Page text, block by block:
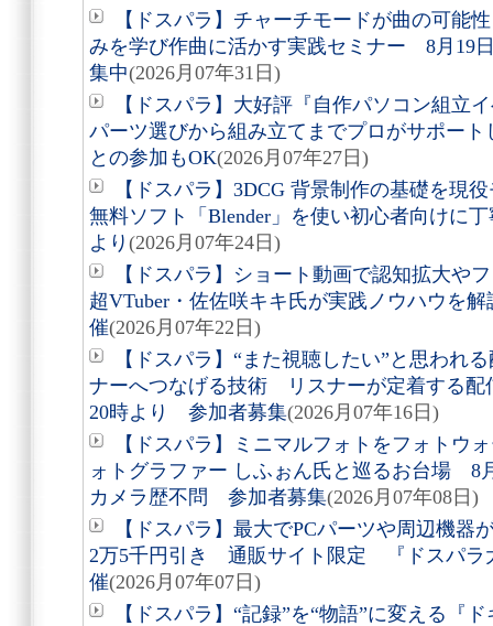
【ドスパラ】チャーチモードが曲の可
みを学び作曲に活かす実践セミナー 8月19
集中(2026月07年31日)
【ドスパラ】大好評『自作パソコン組
パーツ選びから組み立てまでプロがサポー
との参加もOK(2026月07年27日)
【ドスパラ】3DCG 背景制作の基礎を
無料ソフト「Blender」を使い初心者向けに
より (2026月07年24日)
【ドスパラ】ショート動画で認知拡大や
超VTuber・佐佐咲キキ氏が実践ノウハウを
催(2026月07年22日)
【ドスパラ】“また視聴したい”と思わ
ナーへつなげる技術 リスナーが定着する
20時より 参加者募集(2026月07年16日)
【ドスパラ】ミニマルフォトをフォト
ォトグラファー しふぉん氏と巡るお台場
カメラ歴不問 参加者募集(2026月07年08日)
【ドスパラ】最大でPCパーツや周辺機器
2万5千円引き 通販サイト限定 『ドスパラ
催(2026月07年07日)
【ドスパラ】“記録”を“物語”に変える『